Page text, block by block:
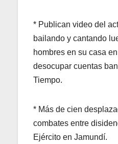
* Publican video del
bailando y cantando
hombres en su casa
desocupar cuentas
Tiempo.
* Más de cien
combates entre
Ejército en Jamundí.